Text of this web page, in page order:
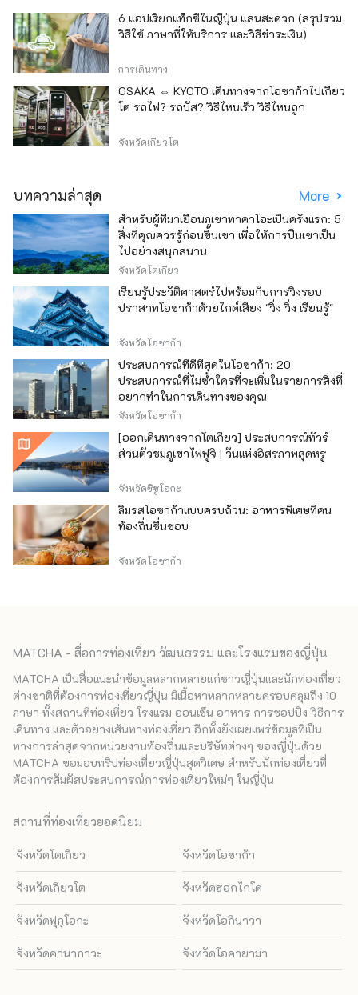
6 แอปเรียกแท็กซี่ในญี่ปุ่น แสนสะดวก (สรุปรวม
วิธีใช้ ภาษาที่ให้บริการ และวิธีชำระเงิน)
การเดินทาง
OSAKA ⇔ KYOTO เดินทางจากโอซาก้าไปเกียว
โต รถไฟ? รถบัส? วิธีไหนเร็ว วิธีไหนถูก
จังหวัดเกียวโต
บทความล่าสุด More
สำหรับผู้ที่มาเยือนภูเขาทาคาโอะเป็นครั้งแรก: 5
สิ่งที่คุณควรรู้ก่อนขึ้นเขา เพื่อให้การปีนเขาเป็น
ไปอย่างสนุกสนาน
จังหวัดโตเกียว
เรียนรู้ประวัติศาสตร์ไปพร้อมกับการวิ่งรอบ
ปราสาทโอซาก้าด้วยไกด์เสียง "วิ่ง วิ่ง เรียนรู้"
จังหวัดโอซาก้า
ประสบการณ์ที่ดีที่สุดในโอซาก้า: 20
ประสบการณ์ที่ไม่ซ้ำใครที่จะเพิ่มในรายการสิ่งที่
อยากทำในการเดินทางของคุณ
จังหวัดโอซาก้า
[ออกเดินทางจากโตเกียว] ประสบการณ์ทัวร์
ส่วนตัวชมภูเขาไฟฟูจิ | วันแห่งอิสรภาพสุดหรู
จังหวัดชิซูโอกะ
ลิ้มรสโอซาก้าแบบครบถ้วน: อาหารพิเศษที่คน
ท้องถิ่นชื่นชอบ
จังหวัดโอซาก้า
MATCHA - สื่อการท่องเที่ยว วัฒนธรรม และโรงแรมของญี่ปุ่น
MATCHA เป็นสื่อแนะนำข้อมูลหลากหลายแก่ชาวญี่ปุ่นและนักท่องเที่ยว
ต่างชาติที่ต้องการท่องเที่ยวญี่ปุ่น มีเนื้อหาหลากหลายครอบคลุมถึง 10
ภาษา ทั้งสถานที่ท่องเที่ยว โรงแรม ออนเซ็น อาหาร การชอปปิง วิธีการ
เดินทาง และตัวอย่างเส้นทางท่องเที่ยว อีกทั้งยังเผยแพร่ข้อมูลที่เป็น
ทางการล่าสุดจากหน่วยงานท้องถิ่นและบริษัทต่างๆ ของญี่ปุ่นด้วย
MATCHA ขอมอบทริปท่องเที่ยวญี่ปุ่นสุดวิเศษ สำหรับนักท่องเที่ยวที่
ต้องการสัมผัสประสบการณ์การท่องเที่ยวใหม่ๆ ในญี่ปุ่น
สถานที่ท่องเที่ยวยอดนิยม
จังหวัดโตเกียว จังหวัดโอซาก้า
จังหวัดเกียวโต จังหวัดฮอกไกโด
จังหวัดฟุกุโอกะ จังหวัดโอกินาว่า
จังหวัดคานากาวะ จังหวัดโอคายาม่า